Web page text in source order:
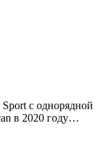
в 2020 году…